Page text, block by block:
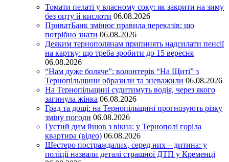
Томати пелаті у власному соку: як закрити на зиму
без оцту й кислоти 06.08.2026
ПриватБанк змінює правила переказів: що
потрібно знати 06.08.2026
Деяким тернополянам припинять надсилати пенсії
на картку: що треба зробити до 15 вересня
06.08.2026
“Нам дуже боляче”: волонтерів “На Щиті” з
Тернопільщини образили та зневажили 06.08.2026
На Тернопільщині судитимуть водія, через якого
загинула жінка 06.08.2026
Град та дощі: на Тернопільщині прогнозують різку
зміну погоди 06.08.2026
Густий дим йшов з вікна: у Тернополі горіла
квартира (відео) 06.08.2026
Шестеро постраждалих, серед них – дитина: у
поліції назвали деталі страшної ДТП у Кременці